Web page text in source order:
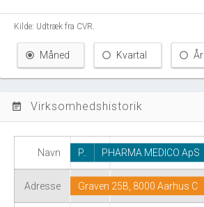
Kilde: Udtræk fra CVR.
Måned Kvartal År
event_note Virksomhedshistorik
Navn
Adresse
P.. PHARMA MEDICO ApS
Graven 25B, 8000 Aarhus C